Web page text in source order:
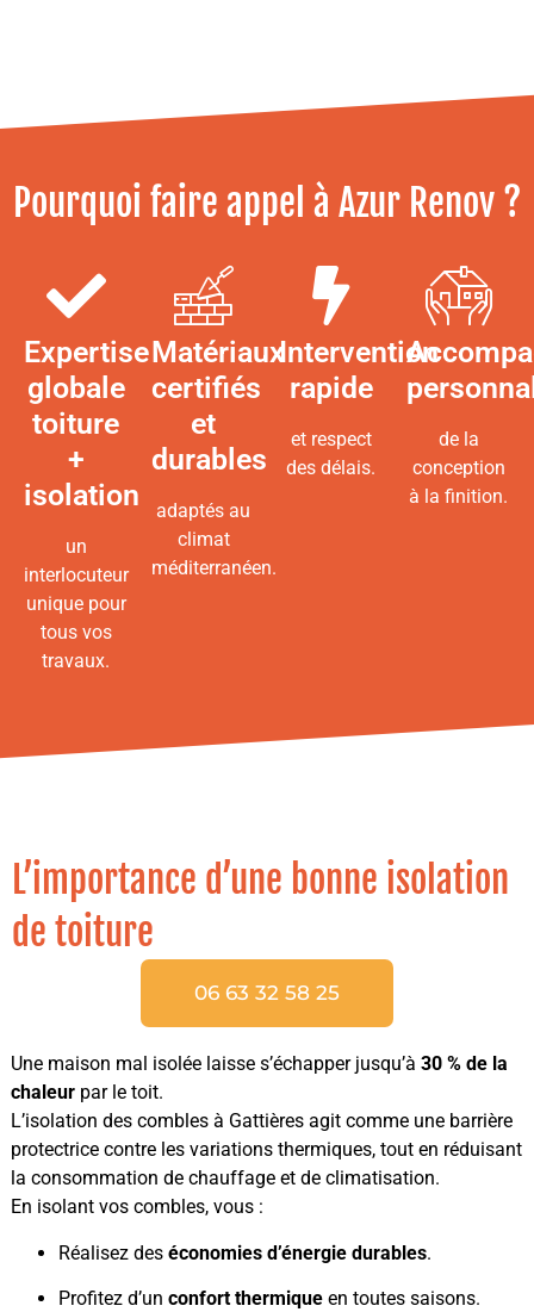
Pourquoi faire appel à Azur Renov ?
Expertise
globale
toiture
+
isolation
un
interlocuteur
unique pour
tous vos
travaux.
Matériaux
certifiés
et
durables
adaptés au
climat
méditerranéen.
Intervention
rapide
et respect
des délais.
de la
conception
à la finition.
L’importance d’une bonne isolation
de toiture
06 63 32 58 25
Une maison mal isolée laisse s’échapper jusqu’à 30 % de la
chaleur par le toit.
L’isolation des combles à Gattières agit comme une barrière
protectrice contre les variations thermiques, tout en réduisant
la consommation de chauffage et de climatisation.
En isolant vos combles, vous :
Réalisez des économies d’énergie durables.
Profitez d’un confort thermique en toutes saisons.